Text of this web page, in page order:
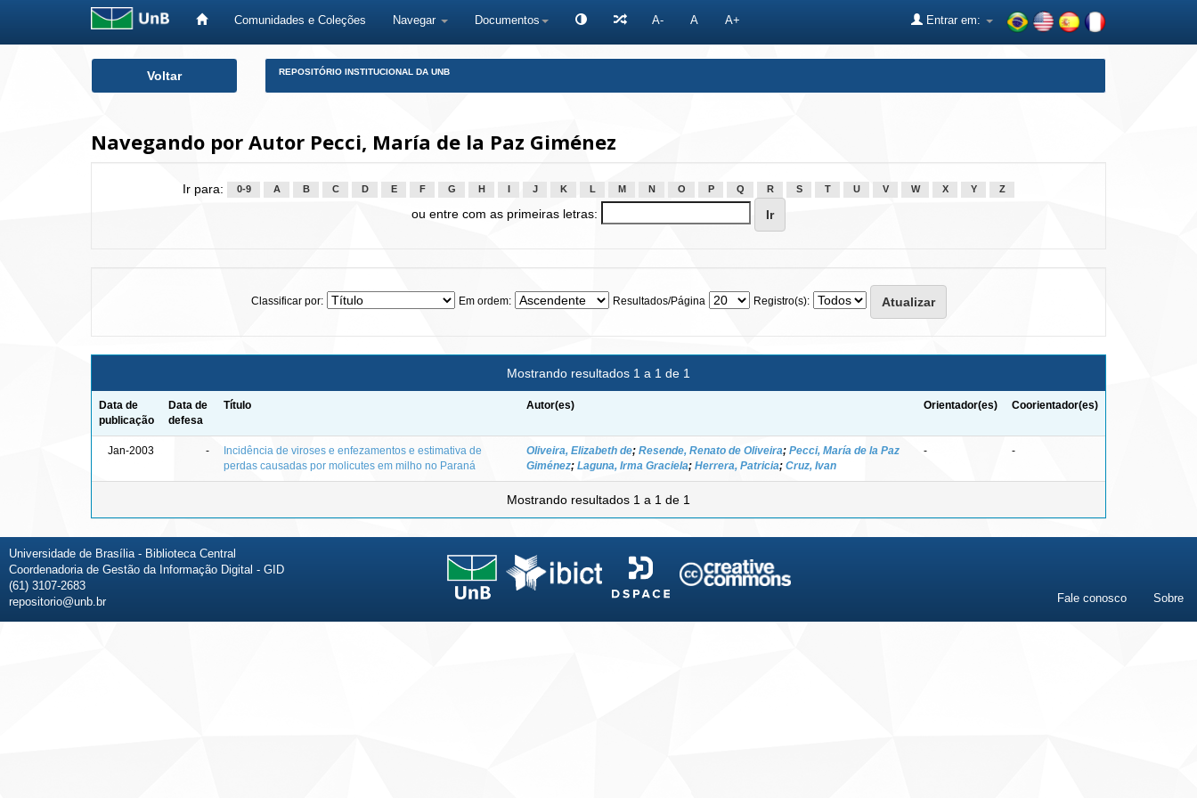
Comunidades e Coleções Navegar Documentos A- A A+ Entrar em:
Voltar REPOSITÓRIO INSTITUCIONAL DA UNB
Navegando por Autor Pecci, María de la Paz Giménez
Ir para: 0-9 A B C D E F G H J K L M N O P Q R S T U V W X Y Z
ou entre com as primeiras letras:
Classificar por: Em ordem: Resultados/Página Registro(s):
Mostrando resultados 1 a 1 de 1
Data de
publicação
Data de
defesa
Título Autor(es) Orientador(es) Coorientador(es)
Jan-2003 -
Incidência de viroses e enfezamentos e estimativa de
perdas causadas por molicutes em milho no Paraná
Oliveira, Elizabeth de; Resende, Renato de Oliveira; Pecci, María de la Paz
Giménez; Laguna, Irma Graciela; Herrera, Patricia; Cruz, Ivan
- -
Mostrando resultados 1 a 1 de 1
Universidade de Brasília - Biblioteca Central
Coordenadoria de Gestão da Informação Digital - GID
(61) 3107-2683
repositorio@unb.br
Fale conosco Sobre